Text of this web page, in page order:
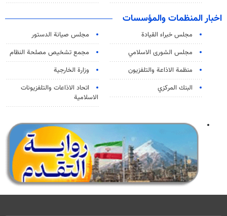
اخبار المنظمات والمؤسسات
مجلس خبراء القيادة
مجلس صيانة الدستور
مجلس الشورى الاسلامي
مجمع تشخيص مصلحة النظام
منظمة الاذاعة والتلفزیون
وزارة الخارجية
البنك المركزي
اتحاد الاذاعات والتلفزيونات
الاسلامية